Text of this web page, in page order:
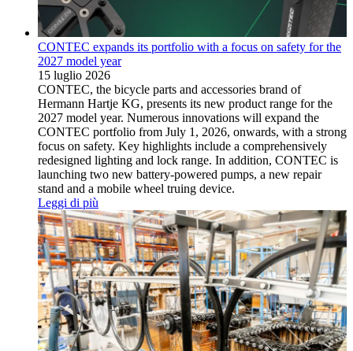
CONTEC expands its portfolio with a focus on safety for the
2027 model year
15 luglio 2026
CONTEC, the bicycle parts and accessories brand of
Hermann Hartje KG, presents its new product range for the
2027 model year. Numerous innovations will expand the
CONTEC portfolio from July 1, 2026, onwards, with a strong
focus on safety. Key highlights include a comprehensively
redesigned lighting and lock range. In addition, CONTEC is
launching two new battery-powered pumps, a new repair
stand and a mobile wheel truing device.
Leggi di più